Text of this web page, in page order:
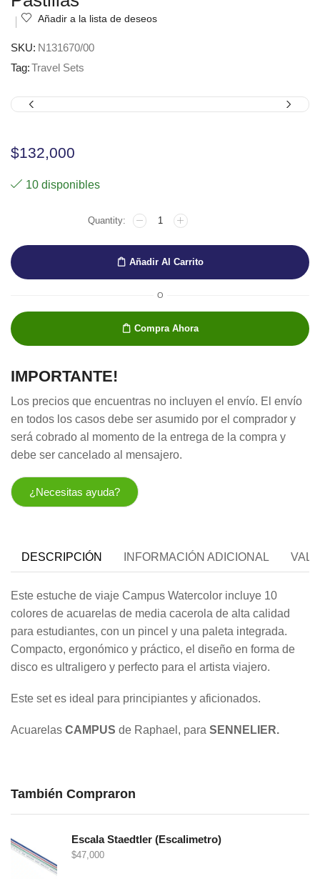
Añadir a la lista de deseos
SKU: N131670/00
Tag:Travel Sets
$132,000
10 disponibles
SET
DE
ACUARELAS
'CAMPUS
X10
Pastillas
Añadir Al Carrito
O
Compra Ahora
IMPORTANTE!
Los precios que encuentras no incluyen el envío. El envío
en todos los casos debe ser asumido por el comprador y
será cobrado al momento de la entrega de la compra y
debe ser cancelado al mensajero.
¿Necesitas ayuda?
DESCRIPCIÓN INFORMACIÓN ADICIONAL
Este estuche de viaje Campus Watercolor incluye 10
colores de acuarelas de media cacerola de alta calidad
para estudiantes, con un pincel y una paleta integrada.
Compacto, ergonómico y práctico, el diseño en forma de
disco es ultraligero y perfecto para el artista viajero.
Este set es ideal para principiantes y aficionados.
Acuarelas CAMPUS de Raphael, para SENNELIER.
También Compraron
Escala Staedtler (Escalimetro)
$47,000